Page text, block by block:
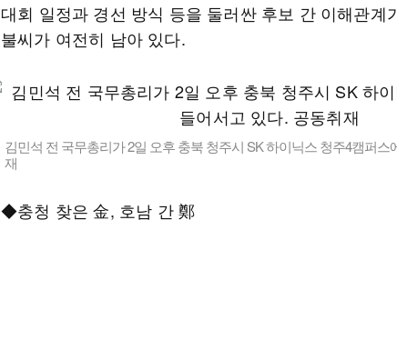
대회 일정과 경선 방식 등을 둘러싼 후보 간 이해관계
불씨가 여전히 남아 있다.
김민석 전 국무총리가 2일 오후 충북 청주시 SK 하이닉스 청주4캠퍼스
재
◆충청 찾은 金, 호남 간 鄭